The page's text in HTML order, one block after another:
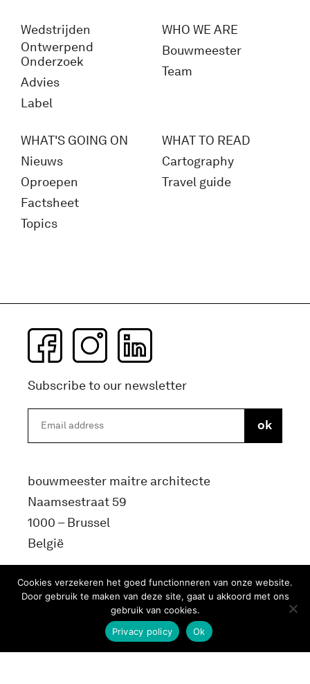
Wedstrijden
Ontwerpend
Onderzoek
Advies
Label
WHO WE ARE
Bouwmeester
Team
WHAT'S GOING ON
Nieuws
Oproepen
Factsheet
Topics
WHAT TO READ
Cartography
Travel guide
Subscribe to our newsletter
bouwmeester maitre architecte
Naamsestraat 59
1000 – Brussel
België
info@bma.brussels
Cookies verzekeren het goed functionneren van onze website.
Door gebruik te maken van deze site, gaat u akkoord met ons
gebruik van cookies.
Ok
Privacy policy